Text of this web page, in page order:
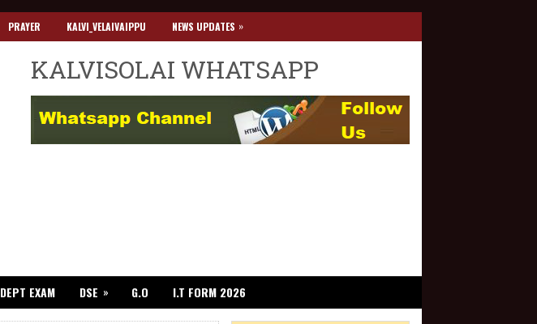
PRAYER KALVI_VELAIVAIPPU NEWS UPDATES »
KALVISOLAI WHATSAPP
DEPT EXAM DSE » G.O I.T FORM 2026